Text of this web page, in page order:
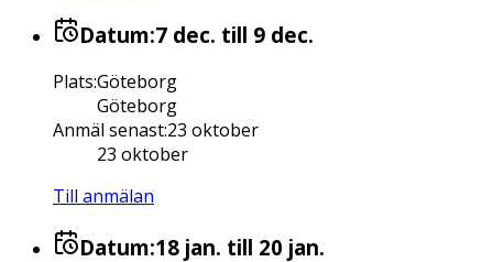
Datum:7 dec. till 9 dec.
Plats:Göteborg
Göteborg
Anmäl senast:23 oktober
23 oktober
Till anmälan
Datum:18 jan. till 20 jan.